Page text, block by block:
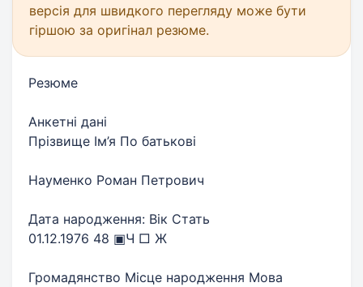
версія для швидкого перегляду може бути
гіршою за оригінал резюме.
Резюме
Анкетні дані
Прізвище Ім’я По батькові
Науменко Роман Петрович
Дата народження: Вік Стать
01.12.1976 48 ▣Ч □ Ж
Громадянство Місце народження Мова